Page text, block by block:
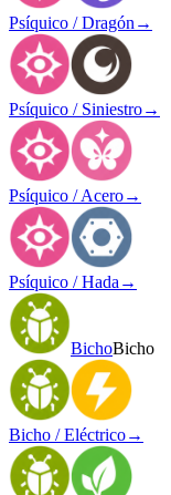
Psíquico / Dragón →
Psíquico / Siniestro→
Psíquico / Acero→
Psíquico / Hada →
BichoBicho
Bicho / Eléctrico→